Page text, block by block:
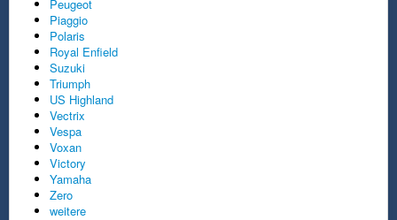
Peugeot
Piaggio
Polaris
Royal Enfield
Suzuki
Triumph
US Highland
Vectrix
Vespa
Voxan
Victory
Yamaha
Zero
weitere